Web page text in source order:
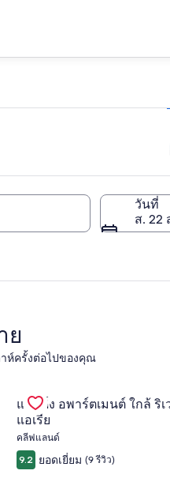
วันที่
ส. 22
ย
ห์ครั้งต่อไปของคุณ
เนียร์ ยูนิเวอร์ซิตี้ ออฟ ซินซิน
Gallery
Carousel
แลนดิ้ง อพาร์ตเมนต์ ใกล้ ริเ
แอเรีย
คลีฟแลนด์
9.2 ยอดเยี่ยม (9 รีวิว)
ตรวจสอบดีลสำหรับ แลนดิ้ง